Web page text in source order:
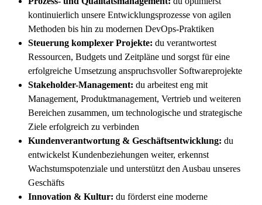
kontinuierlich unsere Entwicklungsprozesse von agilen
Methoden bis hin zu modernen DevOps-Praktiken
Steuerung komplexer Projekte: du verantwortest
Ressourcen, Budgets und Zeitpläne und sorgst für eine
erfolgreiche Umsetzung anspruchsvoller Softwareprojekte
Stakeholder-Management: du arbeitest eng mit
Management, Produktmanagement, Vertrieb und weiteren
Bereichen zusammen, um technologische und strategische
Ziele erfolgreich zu verbinden
Kundenverantwortung & Geschäftsentwicklung: du
entwickelst Kundenbeziehungen weiter, erkennst
Wachstumspotenziale und unterstützt den Ausbau unseres
Geschäfts
Innovation & Kultur: du förderst eine moderne